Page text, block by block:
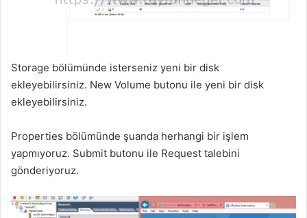
Storage bölümünde isterseniz yeni bir disk
ekleyebilirsiniz. New Volume butonu ile yeni bir disk
ekleyebilirsiniz.
Properties bölümünde şuanda herhangi bir işlem
yapmıyoruz. Submit butonu ile Request talebini
gönderiyoruz.